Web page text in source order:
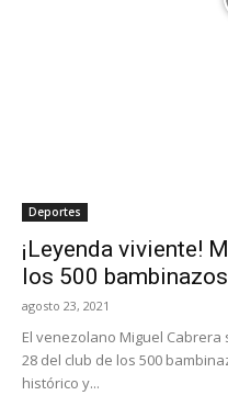
Deportes
¡Leyenda viviente!
los 500 bambinazos
agosto 23, 2021
El venezolano Miguel
28 del club de los 500
histórico y...